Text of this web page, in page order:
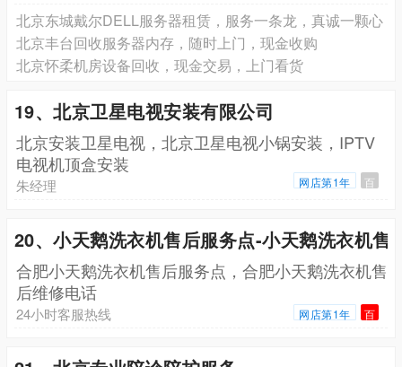
北京东城戴尔DELL服务器租赁，服务一条龙，真诚一颗心
北京丰台回收服务器内存，随时上门，现金收购
北京怀柔机房设备回收，现金交易，上门看货
19、北京卫星电视安装有限公司
北京安装卫星电视，北京卫星电视小锅安装，IPTV
电视机顶盒安装
朱经理 网店第1年 百
20、小天鹅洗衣机售后服务点-小天鹅洗衣机售
合肥小天鹅洗衣机售后服务点，合肥小天鹅洗衣机售
后维修电话
24小时客服热线 网店第1年 百